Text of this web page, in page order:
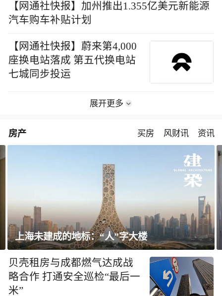
【网通社快报】加州推出1.355亿美元新能源
汽车购车补贴计划
【网通社快报】蔚来第4,000
座换电站落成 第五代换电站
七城同步投运
展开更多
房产 买房 风财讯 资讯
上海未建成的地标：“人”字大楼
贝壳租房与成都燃气达成战
略合作 打通安全巡检“最后一
米”